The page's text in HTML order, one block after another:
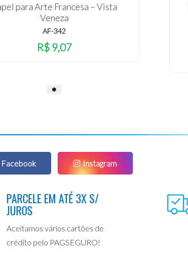
para Arte Francesa – Vista
Veneza
AF-342
R$ 9,07
Facebook Instagram
PARCELE EM ATÉ 3X S/
JUROS
Aceitamos vários cartões de
crédito pelo PAGSEGURO!